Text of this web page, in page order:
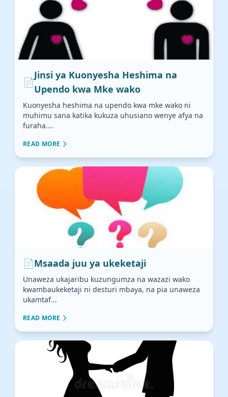
📄
Jinsi ya Kuonyesha Heshima na
Upendo kwa Mke wako
Kuonyesha heshima na upendo kwa mke wako ni
muhimu sana katika kukuza uhusiano wenye afya na
furaha....
READ MORE
📄Msaada juu ya ukeketaji
Unaweza ukajaribu kuzungumza na wazazi wako
kwambaukeketaji ni desturi mbaya, na pia unaweza
ukamtaf...
READ MORE